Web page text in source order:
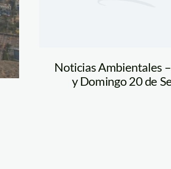
Noticias Ambientales
y Domingo 20 de